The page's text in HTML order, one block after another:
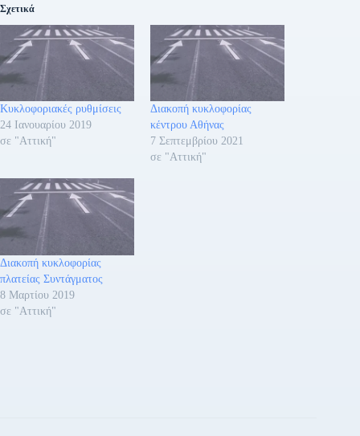
Σχετικά
Κυκλοφοριακές ρυθμίσεις
24 Ιανουαρίου 2019
σε "Αττική"
Διακοπή κυκλοφορίας
κέντρου Αθήνας
7 Σεπτεμβρίου 2021
σε "Αττική"
Διακοπή κυκλοφορίας
πλατείας Συντάγματος
8 Μαρτίου 2019
σε "Αττική"